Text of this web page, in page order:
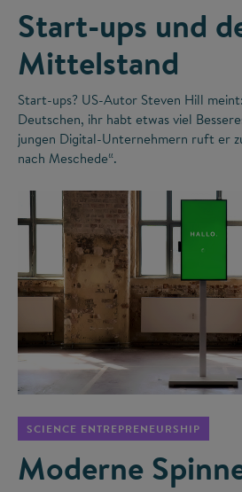
Start-ups und
Mittelstand
Start-ups? US-Autor Steven Hill
Deutschen, ihr habt etwas viel
jungen Digital-Unternehmern ruft er
nach Meschede“.
SCIENCE ENTREPRENEURSHIP
Moderne